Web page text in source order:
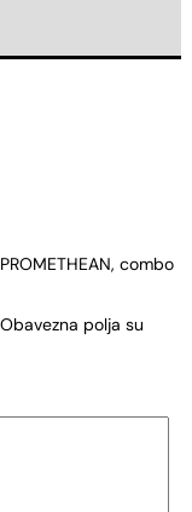
combo
Obavezna polja su